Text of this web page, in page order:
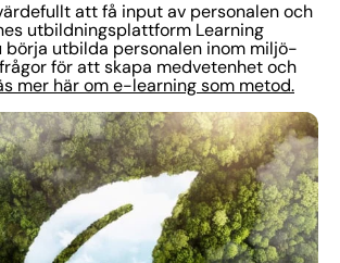
att få input av personalen och
utbildningsplattform Learning
börja utbilda personalen inom miljö-
för att skapa medvetenhet och
mer här om e-learning som metod.